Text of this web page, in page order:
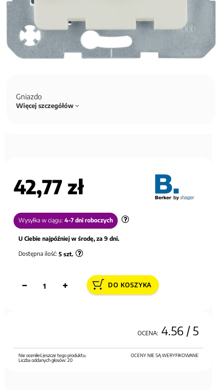
Gniazdo
Więcej szczegółów
42,77 zł
Wysyłka w ciągu: 4-7 dni roboczych
U Ciebie najpóźniej w środę, za 9 dni.
Dostępna ilość: 5 szt.
DO KOSZYKA
OCENA: 4.56 / 5
OCENY NIE SĄ WERYFIKOWANE
Nie oceniłeś jeszcze tego produktu.
Liczba oddanych głosów:20